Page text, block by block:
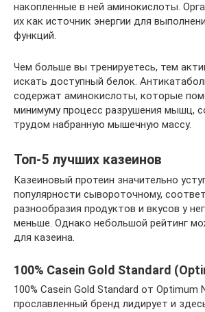
накопленные в ней аминокислоты.
их как источник энергии для
функций.
Чем больше вы тренируетесь, тем
искать доступный белок.
содержат аминокислоты, которые
минимуму процесс разрушения мышц,
трудом набранную мышечную массу.
Топ-5 лучших казеинов
Казеиновый протеин значительно
популярности сывороточному,
разнообразия продуктов и вкусов у
меньше. Однако небольшой рейтинг
для казеина.
100% Casein Gold Standard
100% Casein Gold Standard от Optimum
прославленный бренд лидирует и